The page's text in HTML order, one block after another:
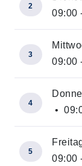
2
09:00
3
09:00
4
•
5
09:00